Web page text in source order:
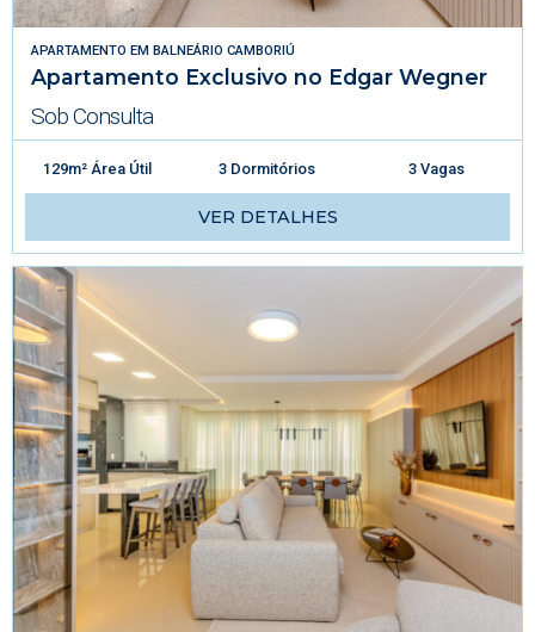
APARTAMENTO EM BALNEÁRIO CAMBORIÚ
Apartamento Exclusivo no Edgar Wegner
Sob Consulta
129m² Área Útil 3 Dormitórios 3 Vagas
VER DETALHES